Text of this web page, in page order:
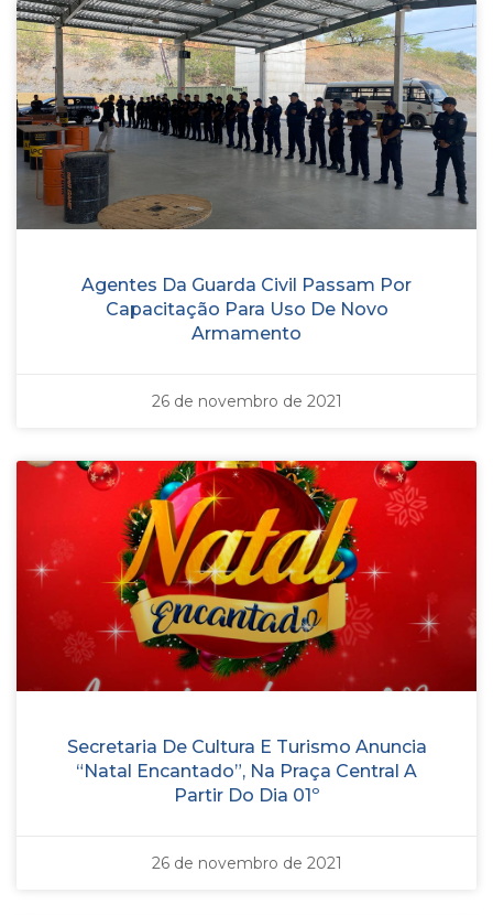
Agentes Da Guarda Civil Passam Por
Capacitação Para Uso De Novo
Armamento
26 de novembro de 2021
Secretaria De Cultura E Turismo Anuncia
“Natal Encantado”, Na Praça Central A
Partir Do Dia 01º
26 de novembro de 2021